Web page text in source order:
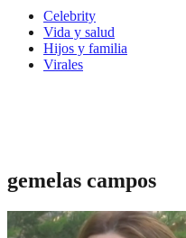
Celebrity
Vida y salud
Hijos y familia
Virales
gemelas campos